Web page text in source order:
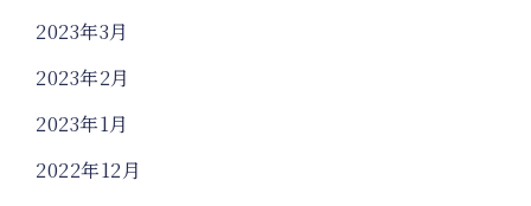
2023年3月
2023年2月
2023年1月
2022年12月